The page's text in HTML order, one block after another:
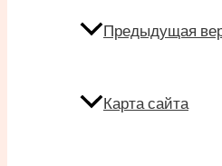
Предыдущая
Карта сайта